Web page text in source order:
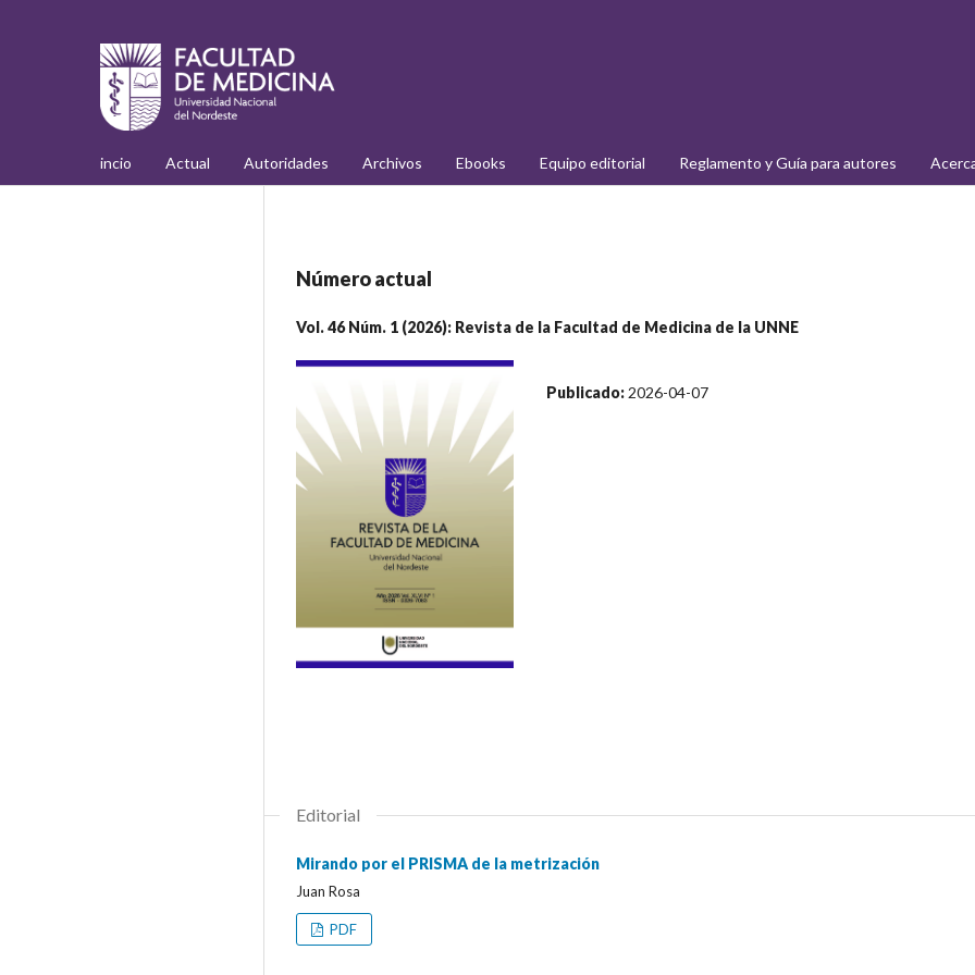
incio Actual Autoridades Archivos Ebooks Equipo editorial Reglamento y Guía para autores
Número actual
Vol. 46 Núm. 1 (2026): Revista de la Facultad de Medicina de la UNNE
Publicado: 2026-04-07
Editorial
Mirando por el PRISMA de la metrización
Juan Rosa
PDF